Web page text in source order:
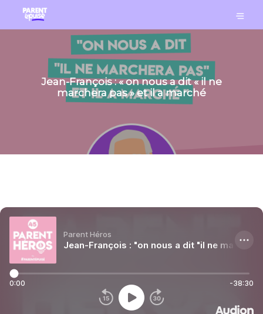
Jean-François : « on nous a dit « il ne
marchera pas » et il a marché